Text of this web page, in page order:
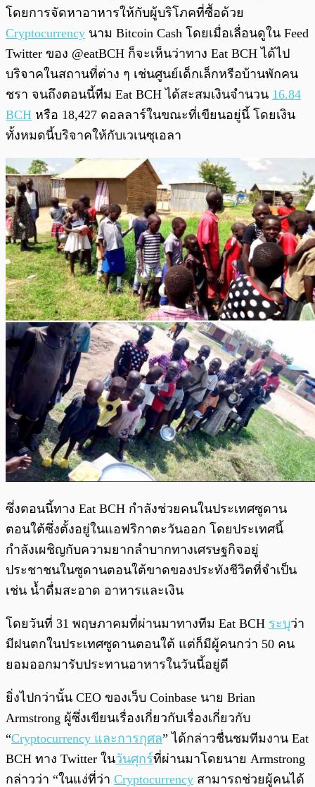
โดยการจัดหาอาหารให้กับผู้บริโภคที่ซื้อด้วย
Cryptocurrency นาม Bitcoin Cash โดยเมื่อเลื่อนดูใน Feed
Twitter ของ @eatBCH ก็จะเห็นว่าทาง Eat BCH ได้ไป
บริจาคในสถานที่ต่าง ๆ เช่นศูนย์เด็กเล็กหรือบ้านพักคน
ชรา จนถึงตอนนี้ทีม Eat BCH ได้สะสมเงินจำนวน 16.84
BCH หรือ 18,427 ดอลลาร์ในขณะที่เขียนอยู่นี้ โดยเงิน
ทั้งหมดนี้บริจาคให้กับเวเนซุเอลา
ซึ่งตอนนี้ทาง Eat BCH กำลังช่วยคนในประเทศซูดาน
ตอนใต้ซึ่งตั้งอยู่ในแอฟริกาตะวันออก โดยประเทศนี้
กำลังเผชิญกับความยากลำบากทางเศรษฐกิจอยู่
ประชาชนในซูดานตอนใต้ขาดของประทังชีวิตที่จำเป็น
เช่น น้ำดื่มสะอาด อาหารและเงิน
โดยวันที่ 31 พฤษภาคมที่ผ่านมาทางทีม Eat BCH ระบุว่า
มีฝนตกในประเทศซูดานตอนใต้ แต่ก็มีผู้คนกว่า 50 คน
ยอมออกมารับประทานอาหารในวันนี้อยู่ดี
ยิ่งไปกว่านั้น CEO ของเว็บ Coinbase นาย Brian
Armstrong ผู้ซึ่งเขียนเรื่องเกี่ยวกับเรื่องเกี่ยวกับ
“Cryptocurrency และการกุศล” ได้กล่าวชื่นชมทีมงาน Eat
BCH ทาง Twitter ในวันศุกร์ที่ผ่านมาโดยนาย Armstrong
กล่าวว่า “ในแง่ที่ว่า Cryptocurrency สามารถช่วยผู้คนได้